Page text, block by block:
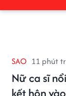
SAO 11 phút
Nữ ca sĩ
kết hôn